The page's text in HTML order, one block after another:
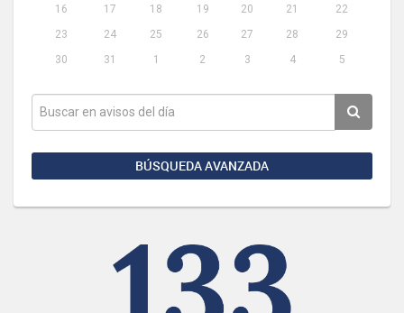
16
17 18 19 20 21
22
23
24 25 26 27 28
29
30
31 1 2 3 4 5
BÚSQUEDA AVANZADA